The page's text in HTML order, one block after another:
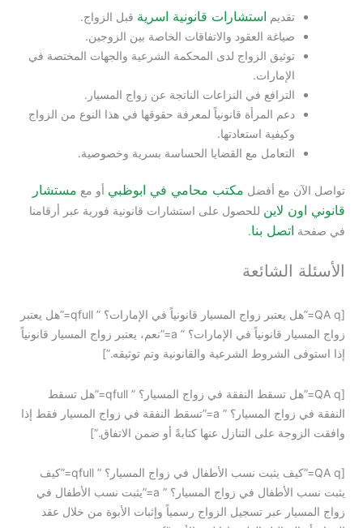
استشارات قانونية اسريةقبل الزواج.
صياغة العقود والاتفاقات الخاصة بين الزوجين.
توثيق الزواج لدى المحكمة الشرعية والجهات المختصة في
الترافع في النزاعات الناتجة عن زواج المسيار.
دعم المرأة قانونياً لمعرفة حقوقها في هذا النوع من الزواج
وكيفية استعادتها.
التعامل مع القضايا الحساسة بسرية وخصوصية.
مع أفضلمكتب محامي في ابوظبي أو معمستشار
لاين للحصول على استشارات قانونية فورية عبر أرقامنا
اتصل بنا.
الشائعة
[QA q=”هل يعتبر زواج المسيار قانونياً في الإمارات؟ ” qfull=”هل يعتبر
زواج المسيار قانونياً في الإمارات؟ ” a=”نعم، يعتبر زواج المسيار قانونياً
الشروط الشرعية والقانونية وتم توثيقه.”]
[QA q=”هل تسقط النفقة في زواج المسيار؟ ” qfull=”هل تسقط
النفقة في زواج المسيار؟ ” a=”تسقط النفقة في زواج المسيار فقط إذا
على التنازل عنها كتابةً أو ضمن الاتفاق.”]
[QA q=”كيف يثبت نسب الأطفال في زواج المسيار؟ ” qfull=”كيف
يثبت نسب الأطفال في زواج المسيار؟ ” a=”يثبت نسب الأطفال في
عبر تسجيل الزواج رسمياً وإثبات الأبوة من خلال عقد